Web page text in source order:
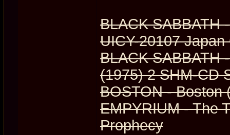
BLACK SABBATH
UICY-20107 Japan
BLACK SABBATH
(1975) 2 SHM-CD
BOSTON - Boston
EMPYRIUM - The
Prophecy